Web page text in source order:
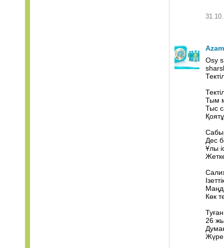
Osy
Тым
Тыс
Дес
Ұлы
Көк
26
Жүре